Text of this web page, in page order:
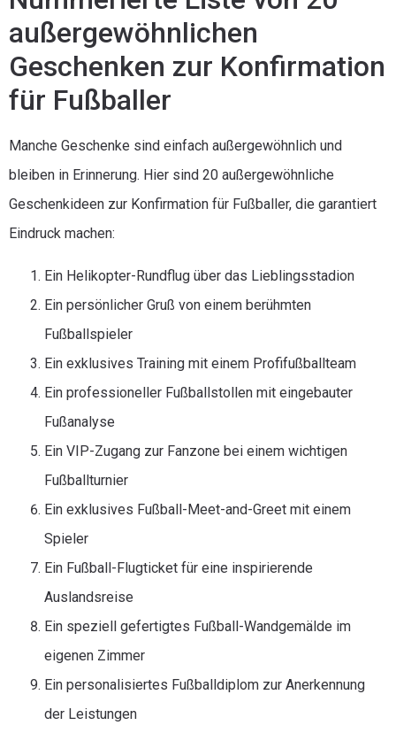
außergewöhnlichen
Geschenken zur Konfirmation
für Fußballer
Manche Geschenke sind einfach außergewöhnlich und
bleiben in Erinnerung. Hier sind 20 außergewöhnliche
Geschenkideen zur Konfirmation für Fußballer, die garantiert
Eindruck machen:
Ein Helikopter-Rundflug über das Lieblingsstadion
Ein persönlicher Gruß von einem berühmten
Fußballspieler
Ein exklusives Training mit einem Profifußballteam
Ein professioneller Fußballstollen mit eingebauter
Fußanalyse
Ein VIP-Zugang zur Fanzone bei einem wichtigen
Fußballturnier
Ein exklusives Fußball-Meet-and-Greet mit einem
Spieler
Ein Fußball-Flugticket für eine inspirierende
Auslandsreise
Ein speziell gefertigtes Fußball-Wandgemälde im
eigenen Zimmer
Ein personalisiertes Fußballdiplom zur Anerkennung
der Leistungen